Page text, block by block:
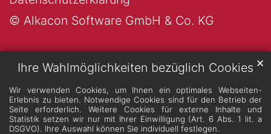
Ihre Wahlmöglichkeiten bezüglich Cookies
Wir verwenden Cookies, um Ihnen ein optimales Webseiten-
Erlebnis zu bieten. Notwendige Cookies sind für den Betrieb der
Seite erforderlich. Weitere Cookies für externe Inhalte und
Statistik setzen wir nur mit Ihrer Einwilligung (Art. 6 Abs. 1 lit. a
DSGVO). Ihre Auswahl können Sie individuell festlegen.
✕
© Alkacon Software GmbH & Co. KG